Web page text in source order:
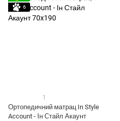
6
1
Ортопедичний матрац In Style
Account - Ін Стайл Акаунт